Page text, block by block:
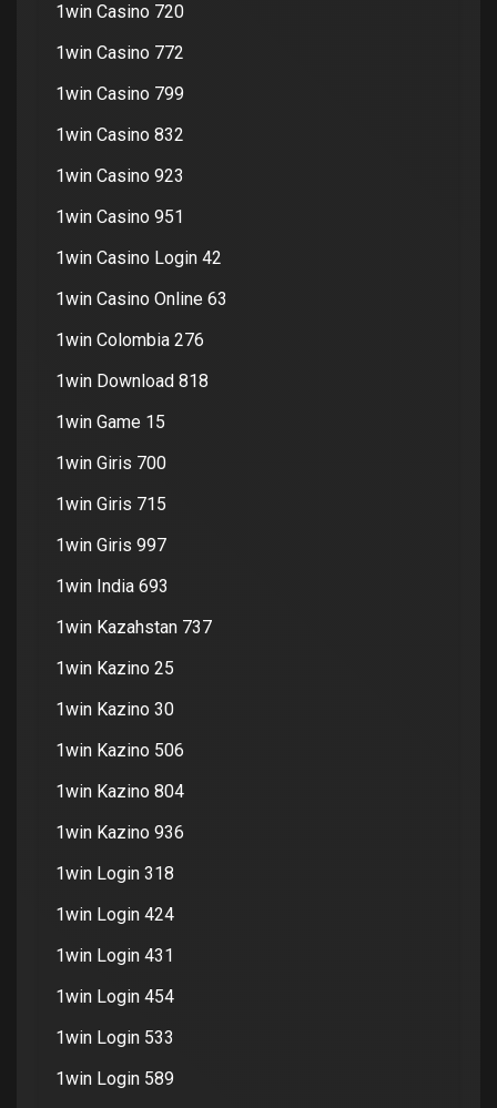
1win Casino 720
1win Casino 772
1win Casino 799
1win Casino 832
1win Casino 923
1win Casino 951
1win Casino Login 42
1win Casino Online 63
1win Colombia 276
1win Download 818
1win Game 15
1win Giris 700
1win Giris 715
1win Giris 997
1win India 693
1win Kazahstan 737
1win Kazino 25
1win Kazino 30
1win Kazino 506
1win Kazino 804
1win Kazino 936
1win Login 318
1win Login 424
1win Login 431
1win Login 454
1win Login 533
1win Login 589